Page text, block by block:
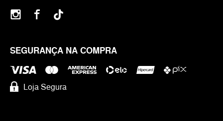
SEGURANÇA NA COMPRA
Loja Segura